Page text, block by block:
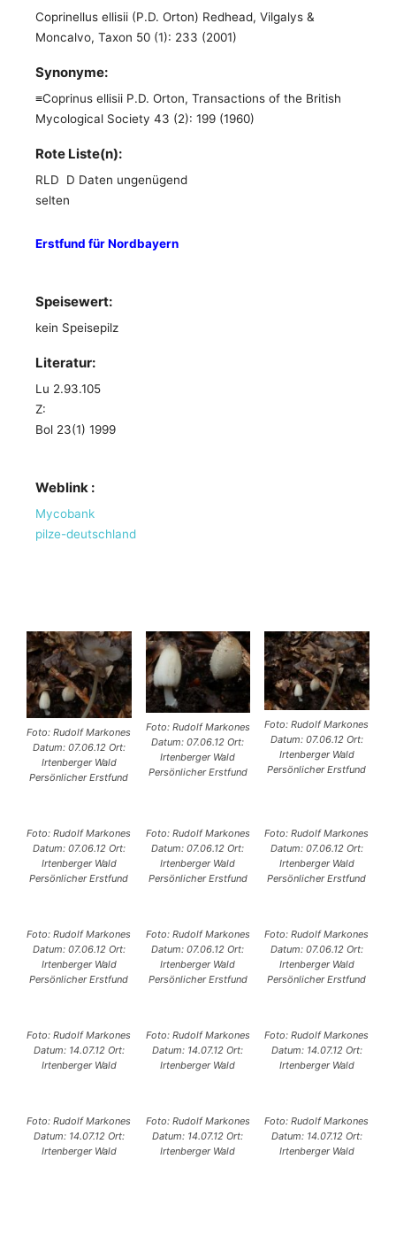
Coprinellus ellisii (P.D. Orton) Redhead, Vilgalys &
Moncalvo, Taxon 50 (1): 233 (2001)
Synonyme:
≡Coprinus ellisii P.D. Orton, Transactions of the British
Mycological Society 43 (2): 199 (1960)
Rote Liste(n):
RLD D Daten ungenügend
selten
Erstfund für Nordbayern
Speisewert:
kein Speisepilz
Literatur:
Lu 2.93.105
Z:
Bol 23(1) 1999
Weblink :
Mycobank
pilze-deutschland
Foto: Rudolf Markones
Datum: 07.06.12 Ort:
Irtenberger Wald
Persönlicher Erstfund
Foto: Rudolf Markones
Datum: 07.06.12 Ort:
Irtenberger Wald
Persönlicher Erstfund
Foto: Rudolf Markones
Datum: 07.06.12 Ort:
Irtenberger Wald
Persönlicher Erstfund
Foto: Rudolf Markones
Datum: 07.06.12 Ort:
Irtenberger Wald
Persönlicher Erstfund
Foto: Rudolf Markones
Datum: 07.06.12 Ort:
Irtenberger Wald
Persönlicher Erstfund
Foto: Rudolf Markones
Datum: 07.06.12 Ort:
Irtenberger Wald
Persönlicher Erstfund
Foto: Rudolf Markones
Datum: 07.06.12 Ort:
Irtenberger Wald
Persönlicher Erstfund
Foto: Rudolf Markones
Datum: 07.06.12 Ort:
Irtenberger Wald
Persönlicher Erstfund
Foto: Rudolf Markones
Datum: 07.06.12 Ort:
Irtenberger Wald
Persönlicher Erstfund
Foto: Rudolf Markones
Datum: 14.07.12 Ort:
Irtenberger Wald
Foto: Rudolf Markones
Datum: 14.07.12 Ort:
Irtenberger Wald
Foto: Rudolf Markones
Datum: 14.07.12 Ort:
Irtenberger Wald
Foto: Rudolf Markones
Datum: 14.07.12 Ort:
Irtenberger Wald
Foto: Rudolf Markones
Datum: 14.07.12 Ort:
Irtenberger Wald
Foto: Rudolf Markones
Datum: 14.07.12 Ort:
Irtenberger Wald